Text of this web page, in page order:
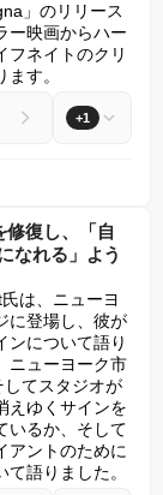
」のリリース
ー映画からハー
フネイトのクリ
す。
+1
復し、「自
なれる」よう
は、ニューヨ
に登場し、彼が
ンについて語り
ニューヨーク市
てスタジオが
えゆくサインを
いるか、そして
アントのために
語りました。